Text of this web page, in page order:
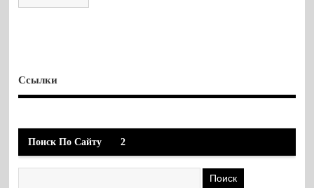
Ссылки
Поиск По Сайту 2